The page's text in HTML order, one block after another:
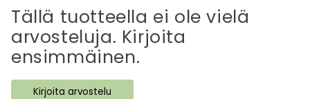
t
ä
v
ä
s
Tällä tuotteella ei ole vielä
arvosteluja. Kirjoita
ensimmäinen.
Kirjoita arvostelu